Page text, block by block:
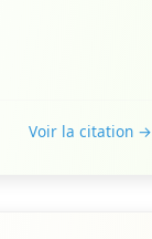
Voir la citation →